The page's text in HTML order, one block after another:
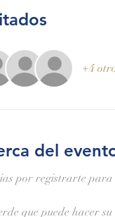
+4
del
por registrarte para
que puede hacer